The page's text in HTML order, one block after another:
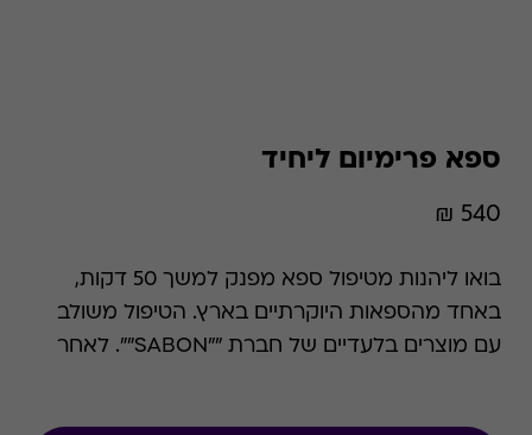
ספא פרימיום ליחיד
540 ₪
בואו ליהנות מטיפול ספא מפנק למשך 50 דקות,
באחד מהספאות היוקרתיים בארץ. הטיפול משולב
עם מוצרים בלעדיים של חברת ""SABON"". לאחר